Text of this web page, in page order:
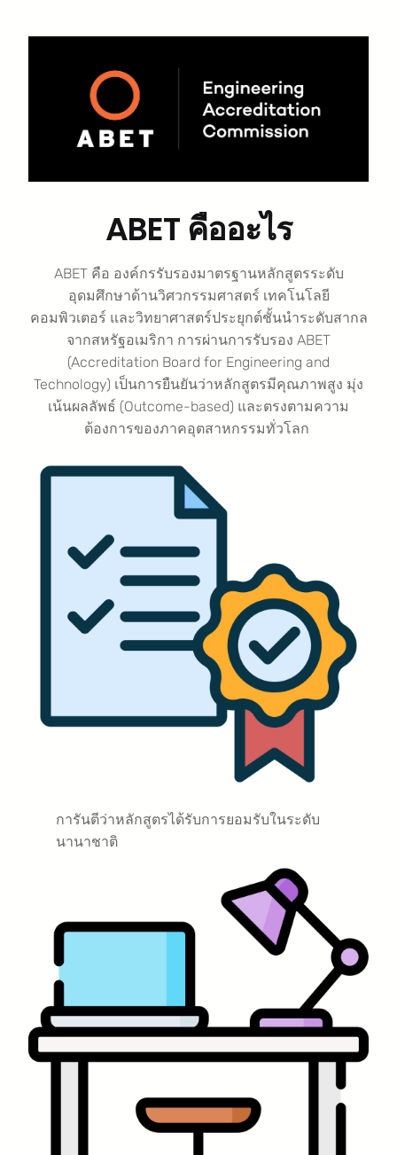
ABET คืออะไร
ABET คือ องค์กรรับรองมาตรฐานหลักสูตรระดับ
อุดมศึกษาด้านวิศวกรรมศาสตร์ เทคโนโลยี
คอมพิวเตอร์ และวิทยาศาสตร์ประยุกต์ชั้นนำระดับสากล
จากสหรัฐอเมริกา การผ่านการรับรอง ABET
(Accreditation Board for Engineering and
Technology) เป็นการยืนยันว่าหลักสูตรมีคุณภาพสูง มุ่ง
เน้นผลลัพธ์ (Outcome-based) และตรงตามความ
ต้องการของภาคอุตสาหกรรมทั่วโลก
การันตีว่าหลักสูตรได้รับการยอมรับในระดับ
นานาชาติ